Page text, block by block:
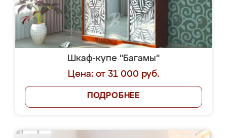
Шкаф-купе "Багамы"
Цена: от 31 000 руб.
ПОДРОБНЕЕ